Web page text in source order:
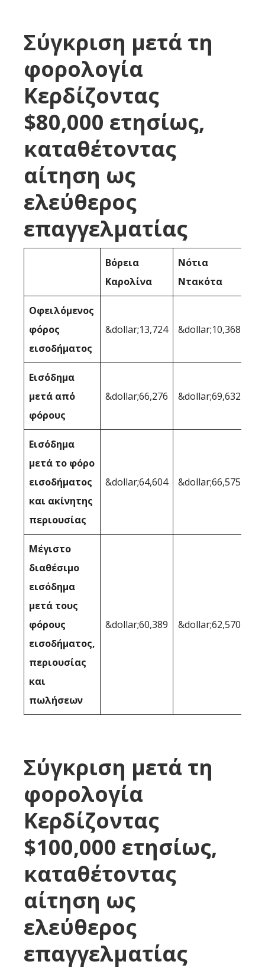
Σύγκριση μετά τη
φορολογία
Κερδίζοντας
$80,000 ετησίως,
καταθέτοντας
αίτηση ως
ελεύθερος
επαγγελματίας
Βόρεια
Καρολίνα
Νότια
Ντακότα
Οφειλόμενος
φόρος
εισοδήματος
&dollar;13,724 &dollar;10,368
Εισόδημα
μετά από
φόρους
&dollar;66,276 &dollar;69,632
Εισόδημα
μετά το φόρο
εισοδήματος
και ακίνητης
περιουσίας
&dollar;64,604 &dollar;66,575
Μέγιστο
διαθέσιμο
εισόδημα
μετά τους
φόρους
εισοδήματος,
περιουσίας
και
πωλήσεων
&dollar;60,389 &dollar;62,570
Σύγκριση μετά τη
φορολογία
Κερδίζοντας
$100,000 ετησίως,
καταθέτοντας
αίτηση ως
ελεύθερος
επαγγελματίας